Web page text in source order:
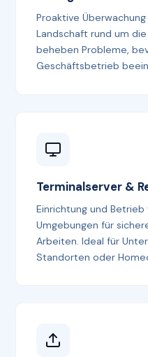
Proaktive
Landschaft rund um
beheben Probleme,
Geschäftsbetrieb
Terminalserver &
Einrichtung und
Umgebungen für
Arbeiten. Ideal für
Standorten oder